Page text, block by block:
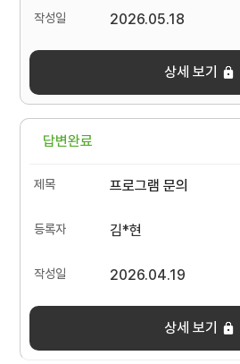
2026.05.18
상세 보기
답변완료
프로그램 문의
김*현
2026.04.19
상세 보기